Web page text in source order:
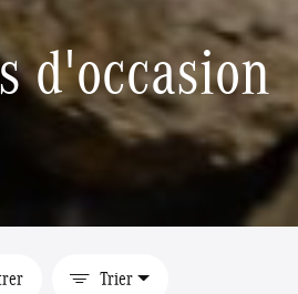
d'occasion
Trier